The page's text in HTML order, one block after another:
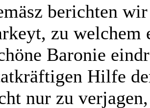
berichten
zu welchem
Baronie
Hilfe
nur zu